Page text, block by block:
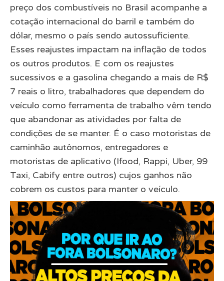
preço dos combustíveis no Brasil acompanhe a
cotação internacional do barril e também do
dólar, mesmo o país sendo autossuficiente.
Esses reajustes impactam na inflação de todos
os outros produtos. E com os reajustes
sucessivos e a gasolina chegando a mais de R$
7 reais o litro, trabalhadores que dependem do
veículo como ferramenta de trabalho vêm tendo
que abandonar as atividades por falta de
condições de se manter. É o caso motoristas de
caminhão autônomos, entregadores e
motoristas de aplicativo (Ifood, Rappi, Uber, 99
Taxi, Cabify entre outros) cujos ganhos não
cobrem os custos para manter o veículo.